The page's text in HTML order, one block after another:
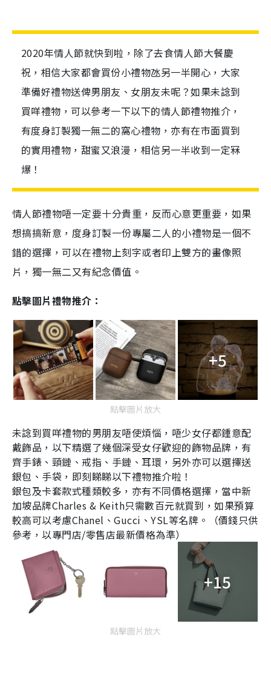
2020年情人節就快到啦，除了去食情人節大餐慶
祝，相信大家都會買份小禮物氹另一半開心，大家
準備好禮物送俾男朋友、女朋友未呢？如果未諗到
買咩禮物，可以參考一下以下的情人節禮物推介，
有度身訂製獨一無二的窩心禮物，亦有在市面買到
的實用禮物，甜蜜又浪漫，相信另一半收到一定冧
爆！
情人節禮物唔一定要十分貴重，反而心意更重要，如果
想搞搞新意，度身訂製一份專屬二人的小禮物是一個不
錯的選擇，可以在禮物上刻字或者印上雙方的畫像照
片，獨一無二又有紀念價值。
點擊圖片禮物推介：
+5
點擊圖片放大
未諗到買咩禮物的男朋友唔使煩惱，唔少女仔都鍾意配
戴飾品，以下精選了幾個深受女仔歡迎的飾物品牌，有
齊手錶、頸鏈、戒指、手鏈、耳環，另外亦可以選擇送
銀包、手袋，即刻睇睇以下禮物推介啦！
銀包及卡套款式種類較多，亦有不同價格選擇，當中新
加坡品牌Charles & Keith只需數百元就買到，如果預算
較高可以考慮Chanel 、Gucci 、YSL等名牌。（價錢只供
參考，以專門店/零售店最新價格為準）
+15
點擊圖片放大